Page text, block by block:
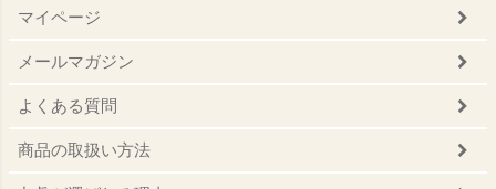
マイページ
メールマガジン
よくある質問
商品の取扱い方法